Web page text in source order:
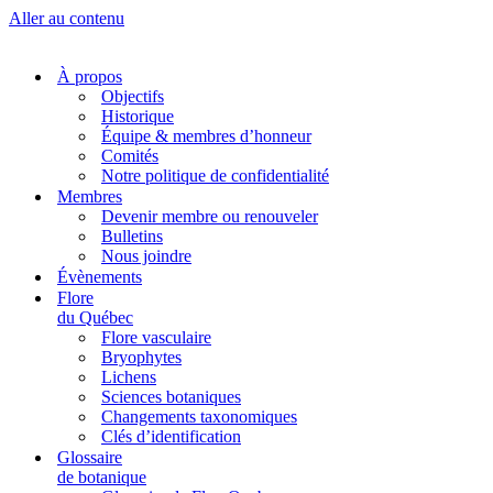
Aller au contenu
À propos
Objectifs
Historique
Équipe & membres d’honneur
Comités
Notre politique de confidentialité
Membres
Devenir membre ou renouveler
Bulletins
Nous joindre
Évènements
Flore
du Québec
Flore vasculaire
Bryophytes
Lichens
Sciences botaniques
Changements taxonomiques
Clés d’identification
Glossaire
de botanique